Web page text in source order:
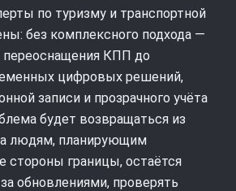
по туризму и транспортной
без комплексного подхода —
переоснащения КПП до
цифровых решений,
записи и прозрачного учёта
будет возвращаться из
людям, планирующим
стороны границы, остаётся
обновлениями, проверять